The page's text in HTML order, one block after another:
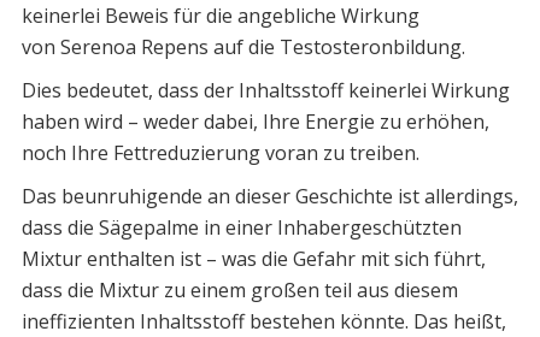
keinerlei Beweis für die angebliche Wirkung
von Serenoa Repens auf die Testosteronbildung.
Dies bedeutet, dass der Inhaltsstoff keinerlei Wirkung
haben wird – weder dabei, Ihre Energie zu erhöhen,
noch Ihre Fettreduzierung voran zu treiben.
Das beunruhigende an dieser Geschichte ist allerdings,
dass die Sägepalme in einer Inhabergeschützten
Mixtur enthalten ist – was die Gefahr mit sich führt,
dass die Mixtur zu einem großen teil aus diesem
ineffizienten Inhaltsstoff bestehen könnte. Das heißt,